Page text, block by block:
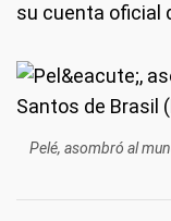
su cuenta oficial
Pelé, asombró al